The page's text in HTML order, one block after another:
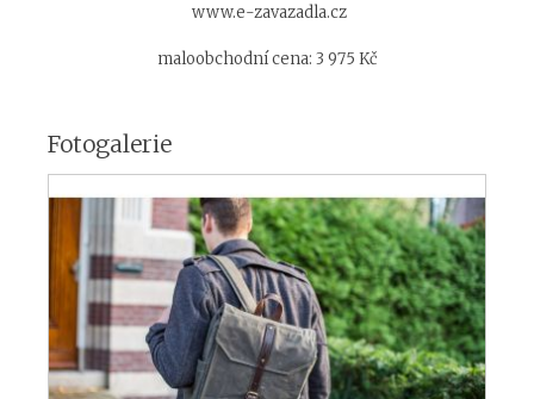
www.e-zavazadla.cz
maloobchodní cena: 3 975 Kč
Fotogalerie